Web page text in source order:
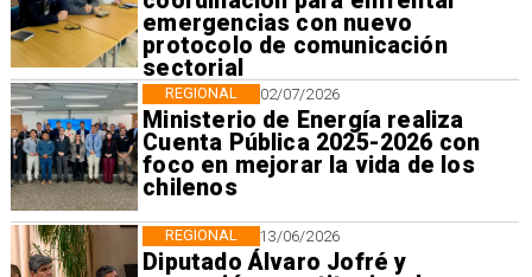
emergencias con nuevo
protocolo de comunicación
sectorial
02/07/2026
Ministerio de Energía realiza
Cuenta Pública 2025-2026 con
foco en mejorar la vida de los
chilenos
REGIONAL
13/06/2026
Diputado Álvaro Jofré y
REGIONAL